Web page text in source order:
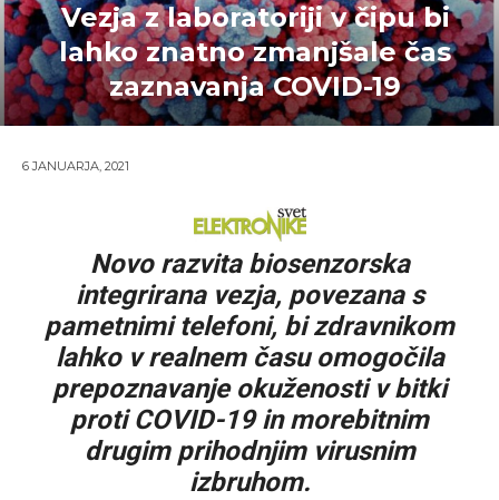
Vezja z laboratoriji v čipu bi
lahko znatno zmanjšale čas
zaznavanja COVID-19
6 JANUARJA, 2021
Novo razvita biosenzorska
integrirana vezja, povezana s
pametnimi telefoni, bi zdravnikom
lahko v realnem času omogočila
prepoznavanje okuženosti v bitki
proti COVID-19 in morebitnim
drugim prihodnjim virusnim
izbruhom.